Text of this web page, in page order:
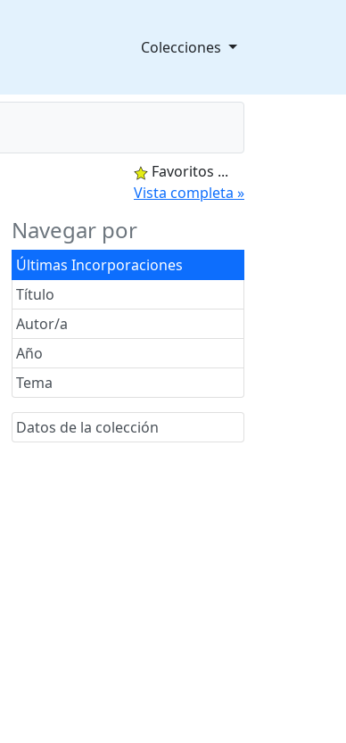
Colecciones
Favoritos ...
Vista completa »
Navegar por
Últimas Incorporaciones
Título
Autor/a
Año
Tema
Datos de la colección